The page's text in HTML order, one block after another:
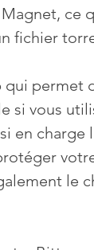
ce
fichier
permet
si vous
en
le